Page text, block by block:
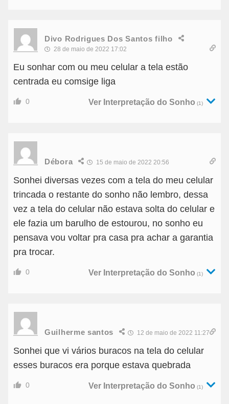
Divo Rodrigues Dos Santos filho
28 de maio de 2022 17:02
Eu sonhar com ou meu celular a tela estão
centrada eu comsige liga
0 Ver Interpretação do Sonho (1)
Débora 15 de maio de 2022 20:56
Sonhei diversas vezes com a tela do meu celular
trincada o restante do sonho não lembro, dessa
vez a tela do celular não estava solta do celular e
ele fazia um barulho de estourou, no sonho eu
pensava vou voltar pra casa pra achar a garantia
pra trocar.
0 Ver Interpretação do Sonho (1)
Guilherme santos 12 de maio de 2022 11:27
Sonhei que vi vários buracos na tela do celular
esses buracos era porque estava quebrada
0 Ver Interpretação do Sonho (1)